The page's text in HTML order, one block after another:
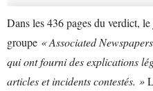
Dans les 436 pages du verdict,
groupe « Associated
qui ont fourni des explications
articles et incidents contestés. »